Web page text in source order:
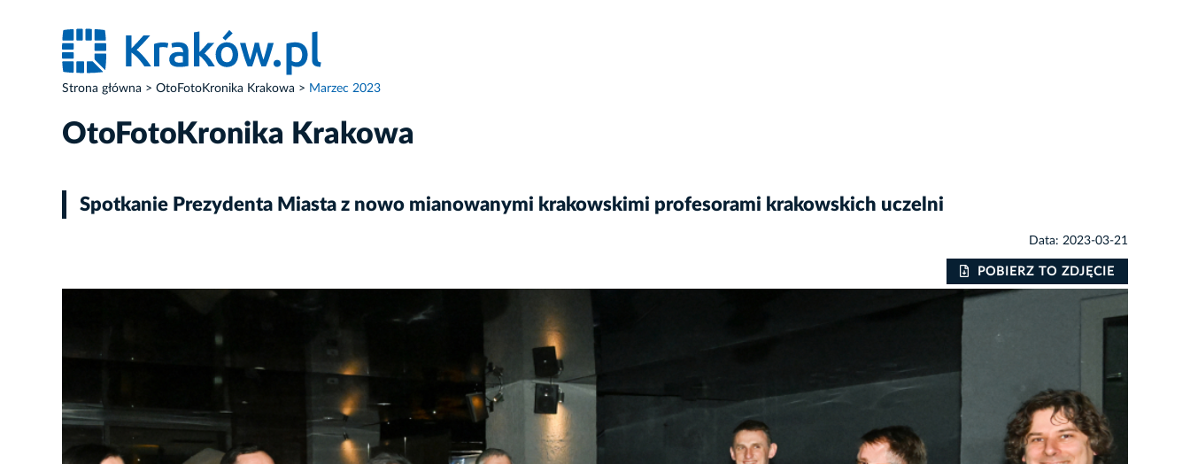
Strona główna OtoFotoKronika Krakowa Marzec 2023
OtoFotoKronika Krakowa
Spotkanie Prezydenta Miasta z nowo mianowanymi krakowskimi profesorami krakowskich uczelni
Data: 2023-03-21
POBIERZ TO ZDJĘCIE